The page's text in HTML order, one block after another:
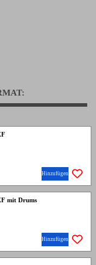
Hinzufügen
mit Drums
Hinzufügen